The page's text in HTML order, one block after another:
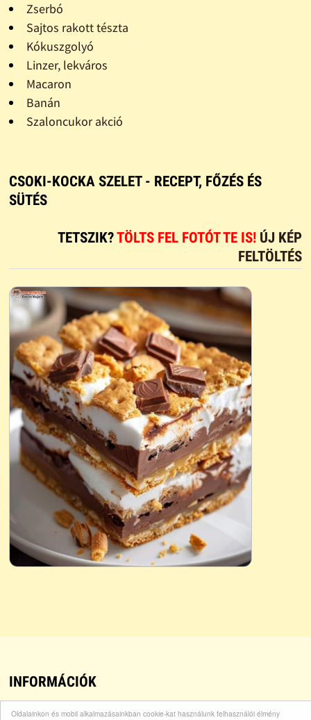
Oldalainkon és mobil alkalmazásainkban cookie-kat használunk felhasználói élmény
Zserbó
Sajtos rakott tészta
Kókuszgolyó
Linzer, lekváros
Macaron
Banán
Szaloncukor akció
CSOKI-KOCKA SZELET - RECEPT, FŐZÉS ÉS
SÜTÉS
TETSZIK?TÖLTS FEL FOTÓT TE IS! ÚJ KÉP
FELTÖLTÉS
INFORMÁCIÓK